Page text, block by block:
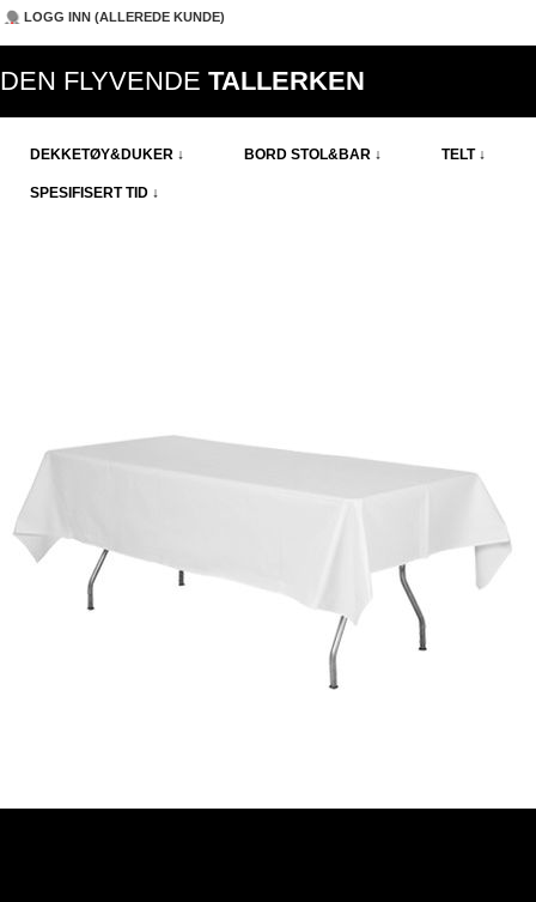
LOGG INN (ALLEREDE KUNDE)
DEN FLYVENDE TALLERKEN
DEKKETØY&DUKER ↓ BORD STOL&BAR ↓ TELT ↓
SPESIFISERT TID ↓